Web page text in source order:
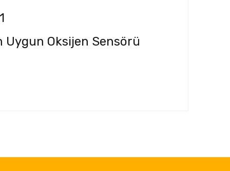
Uygun Oksijen Sensörü